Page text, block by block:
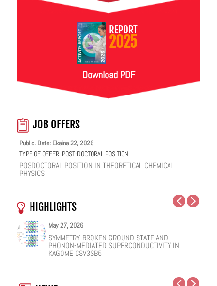
REPORT
2025
Download PDF
JOB OFFERS
Public. Date: Ekaina 22, 2026
TYPE OF OFFER: POST-DOCTORAL POSITION
POSDOCTORAL POSITION IN THEORETICAL CHEMICAL
PHYSICS
HIGHLIGHTS
May 27, 2026
SYMMETRY-BROKEN GROUND STATE AND
PHONON-MEDIATED SUPERCONDUCTIVITY IN
KAGOME CSV3SB5
May 25, 2026
NUCLEAR QUANTUM EFFECTS ON THE DYNAMICS
OF BULK WATER AND SUPERCOOLED AQUEOUS
SOLUTIONS
May 19, 2026
COHERENT SUBGAP TRANSPORT IN SPIN-SPLIT
JOSEPHSON JUNCTIONS
May 18, 2026
ONE IONIC LIQUID, TWO STRUCTURAL REGIMES,
MULTIPLE FUNCTIONALITIES
February 12, 2026
HOW VIRAL PEPTIDES RESHAPE CELL MEMBRANES:
A SOFT-MATTER PHYSICS VIEW
January 12, 2026
FACILE VAN DER WAALS HBN ENCAPSULATION AND
STABILIZATION OF PEROVSKITE QUANTUM DOTS
EMISSION